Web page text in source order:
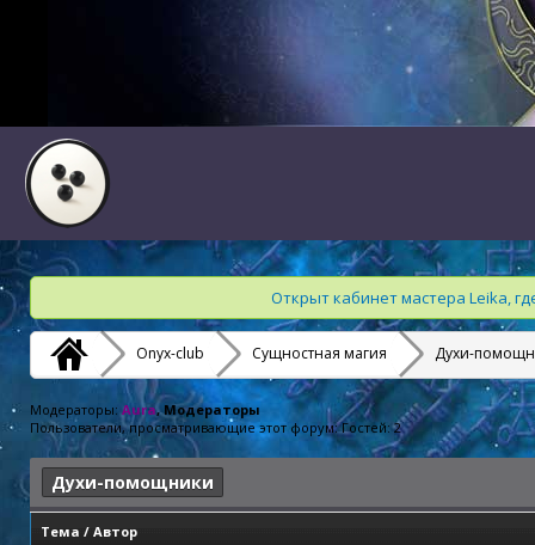
Открыт кабинет мастера Leika,
Onyx-club Сущностная магия Духи-
Модераторы: Aura, Модераторы
Пользователи, просматривающие этот форум: Гостей: 2
Духи-помощники
Тема / Автор